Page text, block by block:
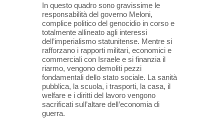
In questo quadro sono gravissime le
responsabilità del governo Meloni,
complice politico del genocidio in corso e
totalmente allineato agli interessi
dell’imperialismo statunitense. Mentre si
rafforzano i rapporti militari, economici e
commerciali con Israele e si finanzia il
riarmo, vengono demoliti pezzi
fondamentali dello stato sociale. La sanità
pubblica, la scuola, i trasporti, la casa, il
welfare e i diritti del lavoro vengono
sacrificati sull’altare dell’economia di
guerra.